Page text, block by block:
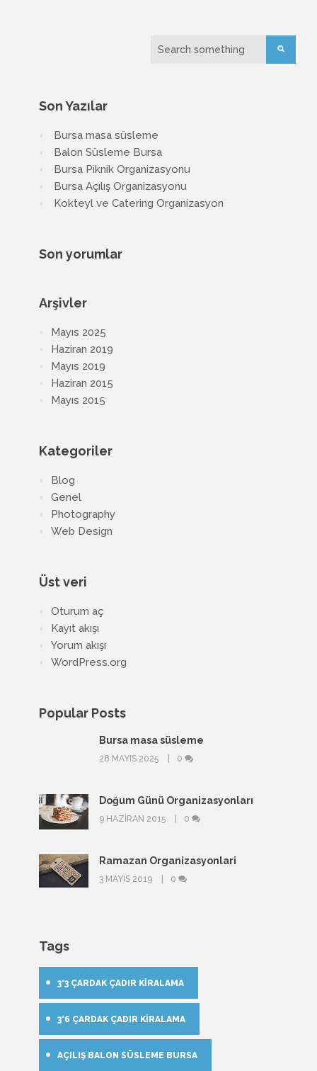
Son Yazılar
Bursa masa süsleme
Balon Süsleme Bursa
Bursa Piknik Organizasyonu
Bursa Açılış Organizasyonu
Kokteyl ve Catering Organizasyon
Son yorumlar
Arşivler
Mayıs 2025
Haziran 2019
Mayıs 2019
Haziran 2015
Mayıs 2015
Kategoriler
Blog
Genel
Photography
Web Design
Üst veri
Oturum aç
Kayıt akışı
Yorum akışı
WordPress.org
Popular Posts
Bursa masa süsleme
28 MAYIS 2025 0
Doğum Günü Organizasyonları
9 HAZIRAN 2015 0
Ramazan Organizasyonlari
3 MAYIS 2019 0
Tags
3*3 ÇARDAK ÇADIR KIRALAMA
3*6 ÇARDAK ÇADIR KIRALAMA
AÇILIŞ BALON SÜSLEME BURSA